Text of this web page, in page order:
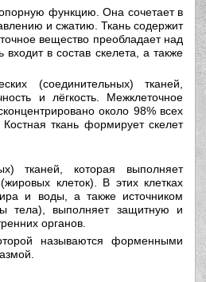
функцию. Она сочетает в
и сжатию. Ткань содержит
вещество преобладает над
входит в состав скелета, а также
(соединительных) тканей,
и лёгкость. Межклеточное
около 98% всех
ткань формирует скелет
тканей, которая выполняет
клеток). В этих клетках
и воды, а также источником
тела), выполняет защитную и
органов.
называются форменными